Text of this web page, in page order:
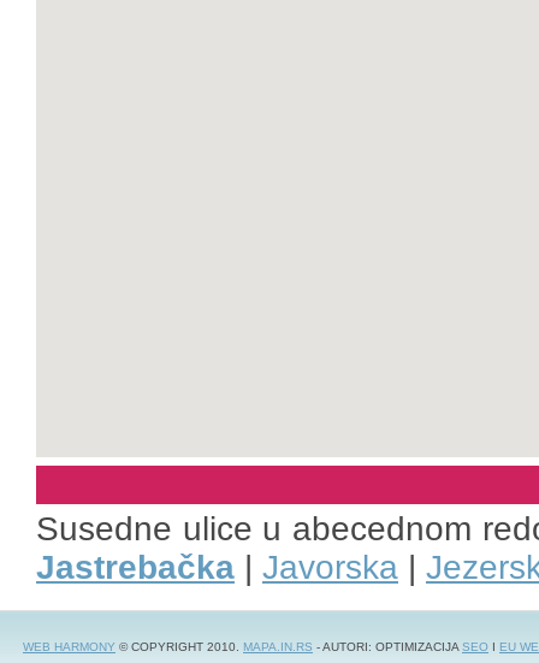
Susedne ulice u abecednom
Jastrebačka | Javorska |
WEB HARMONY © COPYRIGHT 2010. MAPA.IN.RS - AUTORI: OPTIMIZACIJASEO I EU